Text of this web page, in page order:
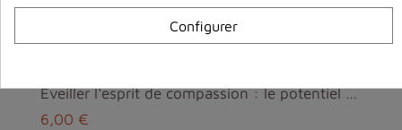
Eveiller l‘esprit de compassion : le potentiel hum...
6,00 €
Configurer